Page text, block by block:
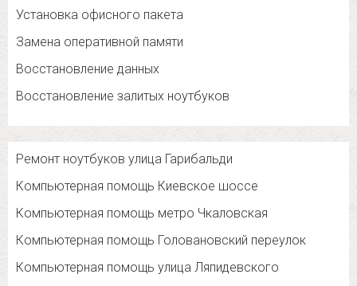
Установка офисного пакета
Замена оперативной памяти
Восстановление данных
Восстановление залитых ноутбуков
Ремонт ноутбуков улица Гарибальди
Компьютерная помощь Киевское шоссе
Компьютерная помощь метро Чкаловская
Компьютерная помощь Головановский переулок
Компьютерная помощь улица Ляпидевского